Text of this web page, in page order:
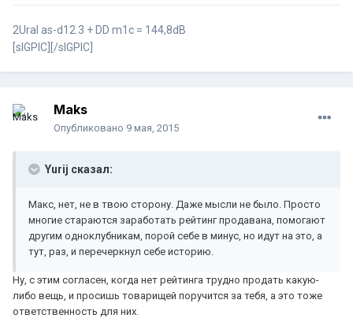
2Ural as-d12.3 + DD m1c = 144,8dB
[sIGPIC][/sIGPIC]
Maks
Опубликовано 9 мая, 2015
Yurij сказал:
Макс, нет, не в твою сторону. Даже мысли не было. Просто
многие стараются заработать рейтинг продавана, помогают
другим одноклубникам, порой себе в минус, но идут на это, а
тут, раз, и перечеркнул себе историю.
Ну, с этим согласен, когда нет рейтинга трудно продать какую-
либо вещь, и просишь товарищей поручится за тебя, а это тоже
ответственность для них.